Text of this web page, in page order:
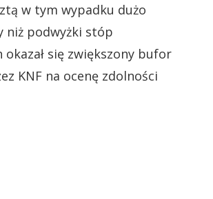
w tym wypadku dużo
niż podwyżki stóp
się zwiększony bufor
KNF na ocenę zdolności